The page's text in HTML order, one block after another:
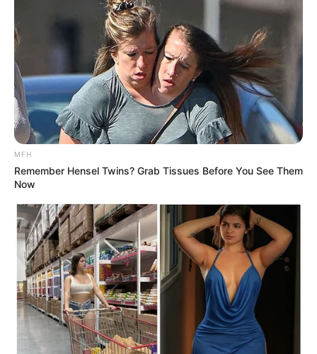
Mute
pernah tampil di dramaBad Guys: City of Evil
Chae Shi Ra pernah membintangi drama
Goodbye to
Goodbye
(2018).
Daftar isi
MFH
Remember Hensel Twins? Grab Tissues Before You See Them
Now